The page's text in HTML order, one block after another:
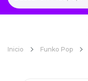
Inicio Funko Pop